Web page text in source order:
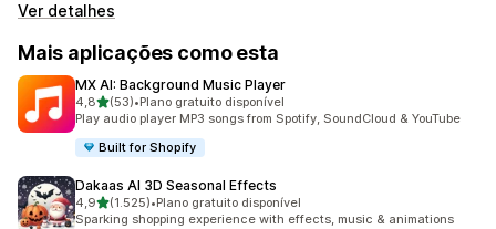
Ver detalhes
Mais aplicações como esta
MX AI: Background Music Player
4,8de 5 estrelas
(53)
53 total de avaliações
•Plano gratuito disponível
Play audio player MP3 songs from Spotify, SoundCloud & YouTube
Built for Shopify
Dakaas AI 3D Seasonal Effects
4,9de 5 estrelas
(1.525)
1525 total de avaliações
•Plano gratuito disponível
Sparking shopping experience with effects, music & animations